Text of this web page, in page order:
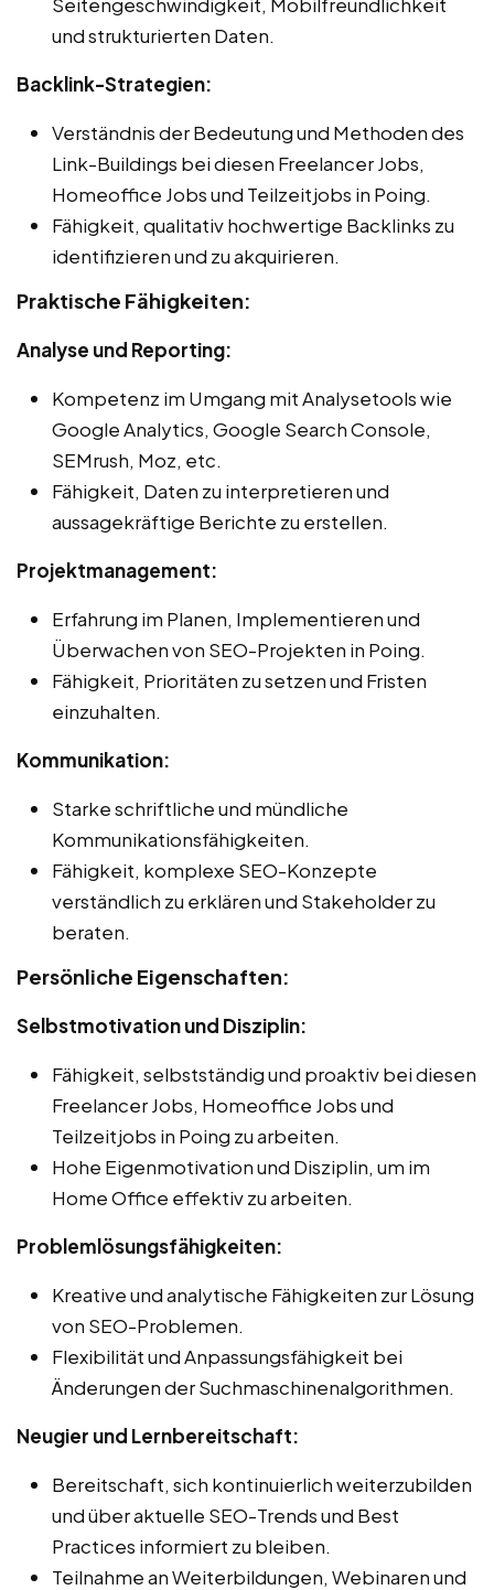
und strukturierten Daten.
Backlink-Strategien:
Verständnis der Bedeutung und Methoden des
Link-Buildings bei diesen Freelancer Jobs,
Homeoffice Jobs und Teilzeitjobs in Poing.
Fähigkeit, qualitativ hochwertige Backlinks zu
identifizieren und zu akquirieren.
Praktische Fähigkeiten:
Analyse und Reporting:
Kompetenz im Umgang mit Analysetools wie
Google Analytics, Google Search Console,
SEMrush, Moz, etc.
Fähigkeit, Daten zu interpretieren und
aussagekräftige Berichte zu erstellen.
Projektmanagement:
Erfahrung im Planen, Implementieren und
Überwachen von SEO-Projekten in Poing.
Fähigkeit, Prioritäten zu setzen und Fristen
einzuhalten.
Kommunikation:
Starke schriftliche und mündliche
Kommunikationsfähigkeiten.
Fähigkeit, komplexe SEO-Konzepte
verständlich zu erklären und Stakeholder zu
beraten.
Persönliche Eigenschaften:
Selbstmotivation und Disziplin:
Fähigkeit, selbstständig und proaktiv bei diesen
Freelancer Jobs, Homeoffice Jobs und
Teilzeitjobs in Poing zu arbeiten.
Hohe Eigenmotivation und Disziplin, um im
Home Office effektiv zu arbeiten.
Problemlösungsfähigkeiten:
Kreative und analytische Fähigkeiten zur Lösung
von SEO-Problemen.
Flexibilität und Anpassungsfähigkeit bei
Änderungen der Suchmaschinenalgorithmen.
Neugier und Lernbereitschaft:
Bereitschaft, sich kontinuierlich weiterzubilden
und über aktuelle SEO-Trends und Best
Practices informiert zu bleiben.
Teilnahme an Weiterbildungen, Webinaren und